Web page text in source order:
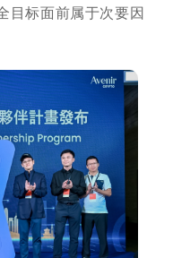
目标面前属于次要因